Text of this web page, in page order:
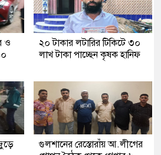
ও
২০ টাকার লটারির টিকিটে ৩০
লাখ টাকা পাচ্ছেন কৃষক হানিফ
গুলশানের রেস্তোরাঁয় আ.লীগের